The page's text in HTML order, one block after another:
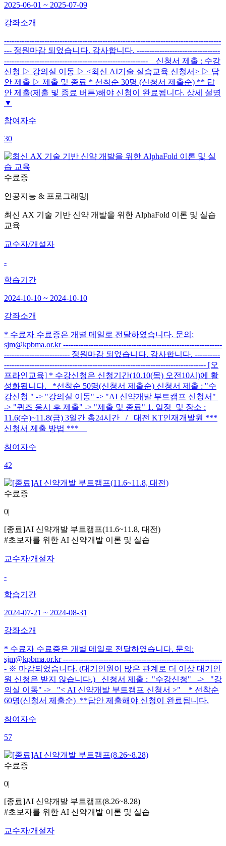
2025-06-01 ~ 2025-07-09
강좌소개
--------------------------------------------------------------------------------------
--- 정원마감 되었습니다. 감사합니다. ---------------------------------
--------------------------------------------------------- 신청서 제출 : 수강
신청 ▷ 강의실 이동 ▷ <최신 AI기술 실습교육 신청서> ▷ 답
안 제출 ▷ 제출 및 종료 * 선착순 30명 (신청서 제출순) ** 답
안 제출(제출 및 종료 버튼)해야 신청이 완료됩니다. 상세 설명
▼
참여자수
30
수료증
인공지능 & 프로그래밍|
최신 AX 기술 기반 신약 개발을 위한 AlphaFold 이론 및 실습
교육
교수자/개설자
-
학습기간
2024-10-10 ~ 2024-10-10
강좌소개
* 수료자 수료증은 개별 메일로 전달하였습니다. 문의:
sjm@kpbma.or.kr ---------------------------------------------------------------
-------------------------- 정원마감 되었습니다. 감사합니다. ----------
-------------------------------------------------------------------------------- [오
프라인교육] * 수강신청은 신청기간(10.10(목) 오전10시)에 활
성화됩니다. *선착순 50명(신청서 제출순) 신청서 제출 : "수
강신청 " -> "강의실 이동" -> "AI 신약개발 부트캠프 신청서"
-> "퀴즈 응시 후 제출" -> "제출 및 종료" 1. 일정 및 장소 :
11.6(수)~11.8(금) 3일간 총24시간 / 대전 KT인재개발원 ***
신청서 제출 방법 ***
참여자수
42
수료증
0|
[종료]AI 신약개발 부트캠프(11.6~11.8, 대전)
#초보자를 위한 AI 신약개발 이론 및 실습
교수자/개설자
-
학습기간
2024-07-21 ~ 2024-08-31
강좌소개
* 수료자 수료증은 개별 메일로 전달하였습니다. 문의:
sjm@kpbma.or.kr ---------------------------------------------------------------
- ※ 마감되었습니다. (대기인원이 많은 관계로 더 이상 대기인
원 신청은 받지 않습니다.) 신청서 제출 : "수강신청" -> "강
의실 이동" -> "< AI 신약개발 부트캠프 신청서 >" * 선착순
60명(신청서 제출순) **답안 제출해야 신청이 완료됩니다.
참여자수
57
수료증
0|
[종료]AI 신약개발 부트캠프(8.26~8.28)
#초보자를 위한 AI 신약개발 이론 및 실습
교수자/개설자